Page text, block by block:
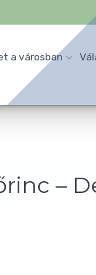
a városban
–